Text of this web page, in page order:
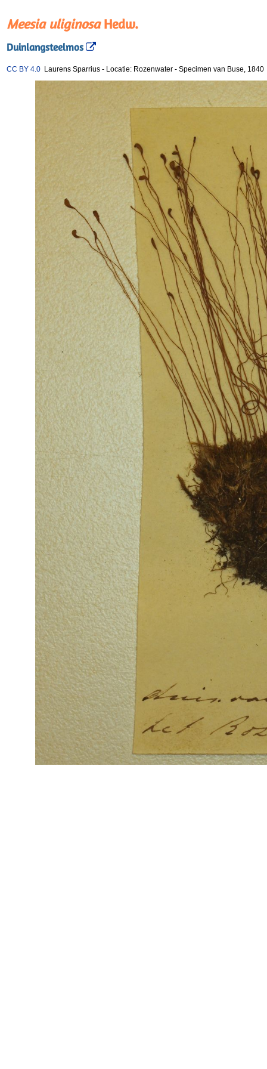
Meesia uliginosaHedw.
Duinlangsteelmos
CC BY 4.0 Laurens Sparrius - Locatie: Rozenwater - Specimen van Buse, 1840